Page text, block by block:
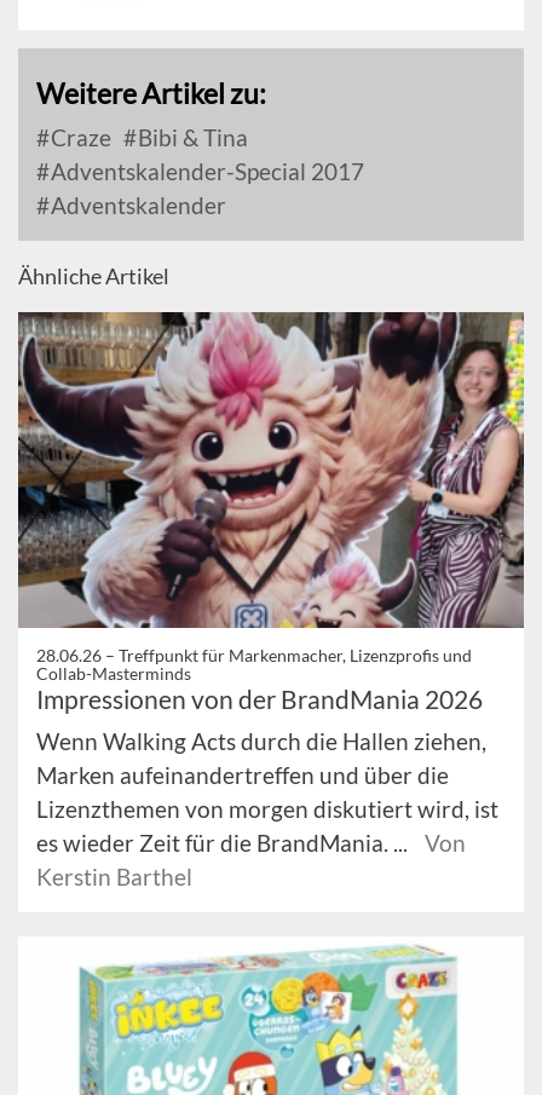
Weitere Artikel zu:
Craze
Bibi & Tina
Adventskalender-Special 2017
Adventskalender
Ähnliche Artikel
28.06.26 – Treffpunkt für Markenmacher, Lizenzprofis und
Collab-Masterminds
Impressionen von der BrandMania 2026
Wenn Walking Acts durch die Hallen ziehen,
Marken aufeinandertreffen und über die
Lizenzthemen von morgen diskutiert wird, ist
es wieder Zeit für die BrandMania. ...
Von
Kerstin Barthel